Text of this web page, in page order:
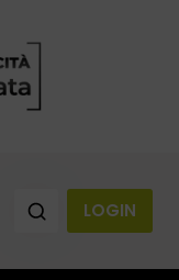
LOGIN